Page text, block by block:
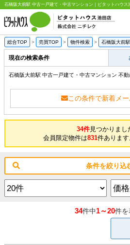
石橋阪大前駅 中古一戸建て・中古マンション｜ピタットハウ
総合TOP > 売買TOP > 物件検索 > 石橋阪大前
現在の検索条件
石橋阪大前駅 中古一戸建て・中古マンション 不
この条件で新着メ
34件見つかりまし
会員限定物件は831件あります
条件を絞り込
34件中1～20件